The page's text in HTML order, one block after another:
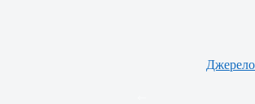
Джерело